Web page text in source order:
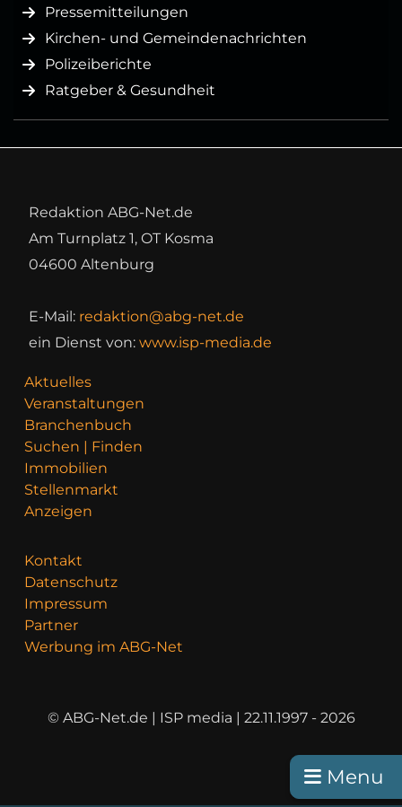
Menu
Pressemitteilungen
Kirchen- und Gemeindenachrichten
Polizeiberichte
Ratgeber & Gesundheit
Redaktion ABG-Net.de
Am Turnplatz 1, OT Kosma
04600 Altenburg
E-Mail: redaktion@abg-net.de
ein Dienst von: www.isp-media.de
Aktuelles
Veranstaltungen
Branchenbuch
Suchen | Finden
Immobilien
Stellenmarkt
Anzeigen
Kontakt
Datenschutz
Impressum
Partner
Werbung im ABG-Net
© ABG-Net.de | ISP media | 22.11.1997 - 2026